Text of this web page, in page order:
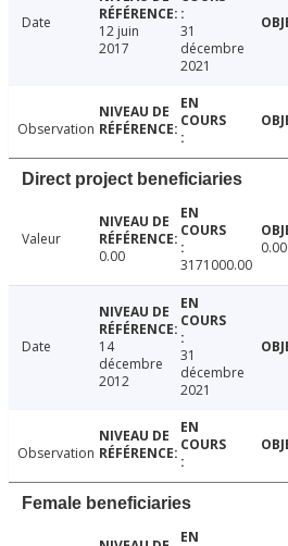
Date
12 juin
2017
31
décembre
2021
Observation
Direct project beneficiaries
Valeur
0.00
3171000.00
0.00
Date
14
décembre
2012
31
décembre
2021
Observation
Female beneficiaries